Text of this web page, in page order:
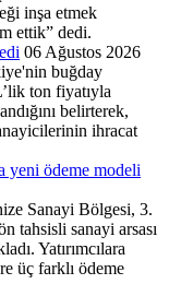
inşa etmek
ettik” dedi.
06 Ağustos 2026
buğday
ton fiyatıyla
belirterek,
ihracat
yeni ödeme modeli
Sa­nayi Bölgesi, 3.
tahsisli sanayi arsası
Yatırım­cılara
üç farklı ödeme